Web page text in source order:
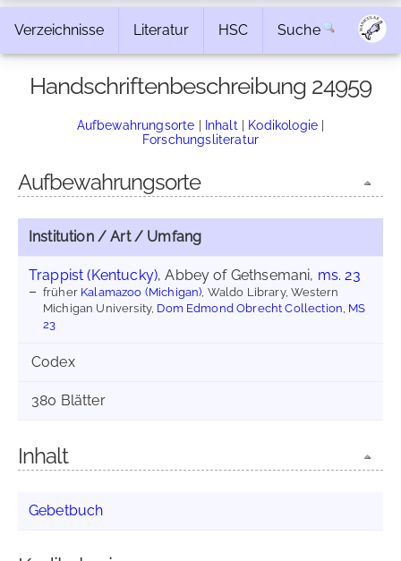
Verzeichnisse Literatur HSC Suche
Handschriftenbeschreibung 24959
Aufbewahrungsorte | Inhalt | Kodikologie |
Forschungsliteratur
Aufbewahrungsorte
Institution / Art / Umfang
Trappist (Kentucky), Abbey of Gethsemani, ms. 23
früher Kalamazoo (Michigan) , Waldo Library, Western
Michigan University, Dom Edmond Obrecht Collection, MS
23
Codex
380 Blätter
Inhalt
Gebetbuch